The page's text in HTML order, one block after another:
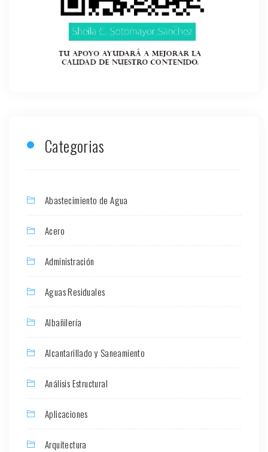
Categorias
Abastecimiento de Agua
Acero
Administración
Aguas Residuales
Albañilería
Alcantarillado y Saneamiento
Análisis Estructural
Aplicaciones
Arquitectura